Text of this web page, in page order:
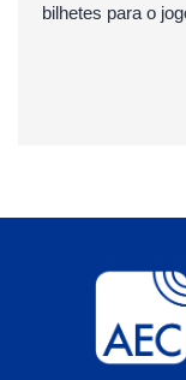
bilhetes para o